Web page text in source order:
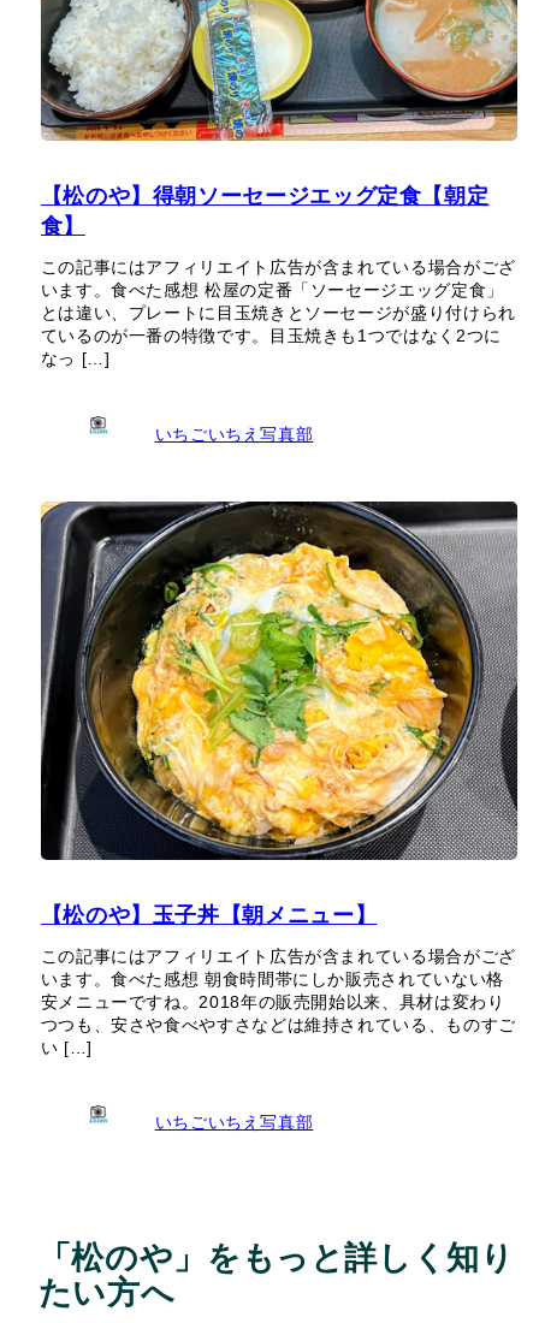
【松のや】得朝ソーセージエッグ定食【朝定
食】
この記事にはアフィリエイト広告が含まれている場合がござ
います。食べた感想 松屋の定番「ソーセージエッグ定食」
とは違い、プレートに目玉焼きとソーセージが盛り付けられ
ているのが一番の特徴です。目玉焼きも1つではなく2つに
なっ […]
いちごいちえ写真部
【松のや】玉子丼【朝メニュー】
この記事にはアフィリエイト広告が含まれている場合がござ
います。食べた感想 朝食時間帯にしか販売されていない格
安メニューですね。2018年の販売開始以来、具材は変わり
つつも、安さや食べやすさなどは維持されている、ものすご
い […]
いちごいちえ写真部
「松のや」をもっと詳しく知り
たい方へ